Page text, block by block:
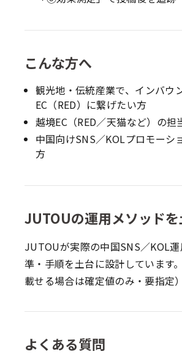
こんな方へ
観光地・伝統産業で、インバウ
EC（RED）に繋げたい方
越境EC（RED／天猫など）の担
中国向けSNS／KOLプロモーシ
方
JUTOUの運用メソッド
JUTOUが実際の中国SNS／KOL
準・手順を土台に設計しています
載せる場合は確定値のみ・要指定）
よくある質問